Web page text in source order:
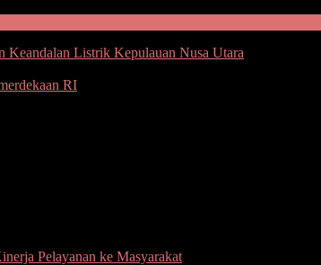
Keandalan Listrik Kepulauan Nusa Utara
RI
Pelayanan ke Masyarakat